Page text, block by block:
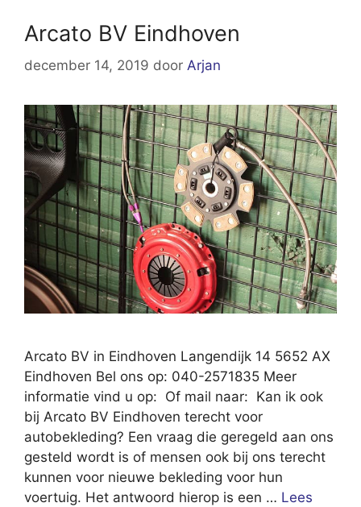
Arcato BV Eindhoven
december 14, 2019 door Arjan
Arcato BV in Eindhoven Langendijk 14 5652 AX
Eindhoven Bel ons op: 040-2571835 Meer
informatie vind u op: Of mail naar: Kan ik ook
bij Arcato BV Eindhoven terecht voor
autobekleding? Een vraag die geregeld aan ons
gesteld wordt is of mensen ook bij ons terecht
kunnen voor nieuwe bekleding voor hun
voertuig. Het antwoord hierop is een … Lees